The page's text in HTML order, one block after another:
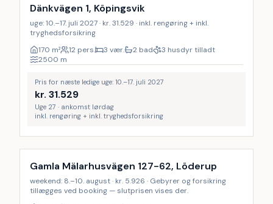
Dänkvägen 1, Köpingsvik
uge: 10.–17. juli 2027 · kr. 31.529 · inkl. rengøring + inkl.
tryghedsforsikring
170 m² 12 pers. 3 vær. 2 bad
3 husdyr tilladt
2500 m
Pris for næste ledige uge: 10.–17. juli 2027
kr. 31.529
Uge 27 · ankomst lørdag
inkl. rengøring + inkl. tryghedsforsikring
Gamla Mälarhusvägen 127-62, Löderup
weekend: 8.–10. august · kr. 5.926 · Gebyrer og forsikring
tillægges ved booking — slutprisen vises der.